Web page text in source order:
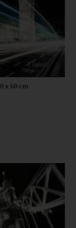
x 60 cm